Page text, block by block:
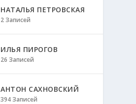
НАТАЛЬЯ ПЕТРОВСКАЯ
2 Записей
ИЛЬЯ ПИРОГОВ
26 Записей
АНТОН САХНОВСКИЙ
394 Записей